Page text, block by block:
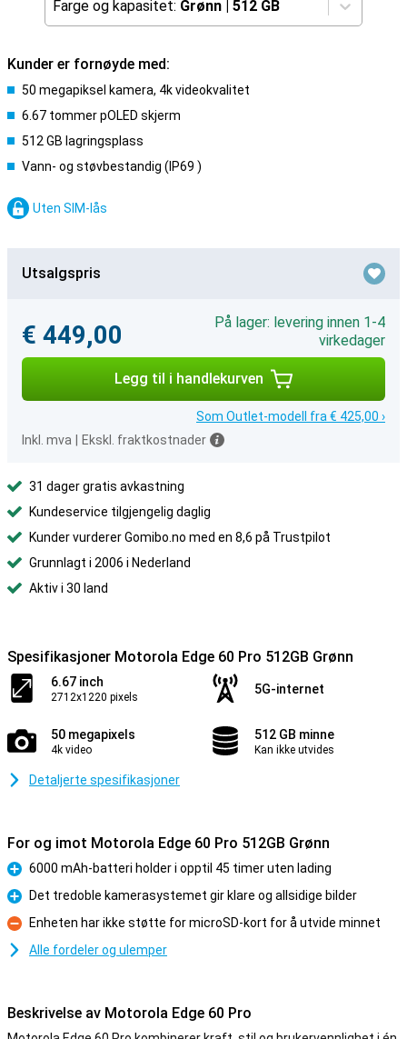
Farge og kapasitet: Grønn | 512 GB
Kunder er fornøyde med:
50 megapiksel kamera, 4k videokvalitet
6.67 tommer pOLED skjerm
512 GB lagringsplass
Vann- og støvbestandig (IP69 )
Uten SIM-lås
Utsalgspris
€ 449,00
På lager: levering innen 1-4
virkedager
Legg til i handlekurven
Som Outlet-modell fra € 425,00 ›
Inkl. mva
Ekskl. fraktkostnader
31 dager gratis avkastning
Kundeservice tilgjengelig daglig
Kunder vurderer Gomibo.no med en 8,6 på Trustpilot
Grunnlagt i 2006 i Nederland
Aktiv i 30 land
Spesifikasjoner Motorola Edge 60 Pro 512GB Grønn
6.67 inch
2712x1220 pixels
5G-internet
50 megapixels
4k video
512 GB minne
Kan ikke utvides
Detaljerte spesifikasjoner
For og imot Motorola Edge 60 Pro 512GB Grønn
Fordel
6000 mAh-batteri holder i opptil 45 timer uten lading
Fordel
Det tredoble kamerasystemet gir klare og allsidige bilder
Ulempe
Enheten har ikke støtte for microSD-kort for å utvide minnet
Alle fordeler og ulemper
Beskrivelse av Motorola Edge 60 Pro